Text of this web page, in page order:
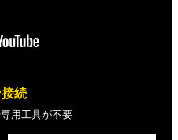
続
用工具が不要